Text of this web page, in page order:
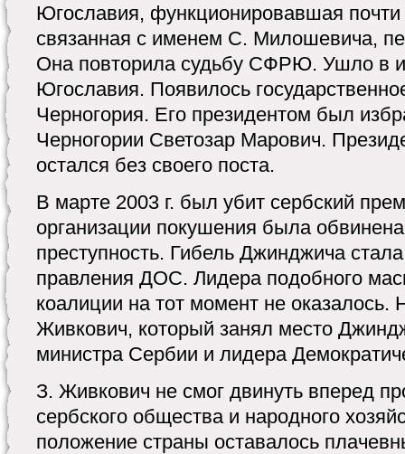
Югославия, функционировавшая почти
связанная с именем С. Милошевича,
Она повторила судьбу СФРЮ. Ушло в
Югославия. Появилось
Черногория. Его президентом был
Черногории Светозар Марович.
остался без своего поста.
В марте 2003 г. был убит сербский
организации покушения была
преступность. Гибель Джинджича
правления ДОС. Лидера подобного
коалиции на тот момент не оказалось.
Живкович, который занял место
министра Сербии и лидера
З. Живкович не смог двинуть вперед
сербского общества и народного
положение страны оставалось